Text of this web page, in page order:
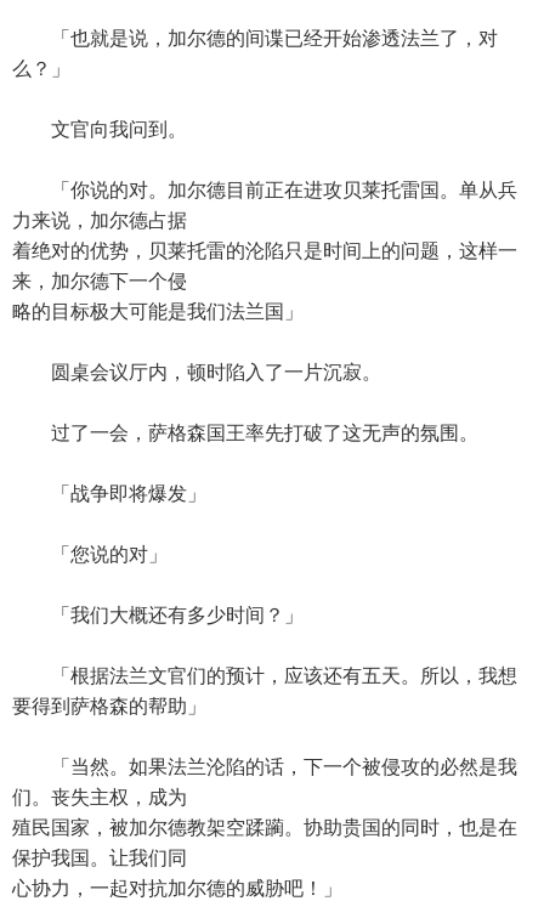
「也就是说，加尔德的间谍已经开始渗透法兰了，对
么？」
文官向我问到。
「你说的对。加尔德目前正在进攻贝莱托雷国。单从兵
力来说，加尔德占据
着绝对的优势，贝莱托雷的沦陷只是时间上的问题，这样一
来，加尔德下一个侵
略的目标极大可能是我们法兰国」
圆桌会议厅内，顿时陷入了一片沉寂。
过了一会，萨格森国王率先打破了这无声的氛围。
「战争即将爆发」
「您说的对」
「我们大概还有多少时间？」
「根据法兰文官们的预计，应该还有五天。所以，我想
要得到萨格森的帮助」
「当然。如果法兰沦陷的话，下一个被侵攻的必然是我
们。丧失主权，成为
殖民国家，被加尔德教架空蹂躏。协助贵国的同时，也是在
保护我国。让我们同
心协力，一起对抗加尔德的威胁吧！」